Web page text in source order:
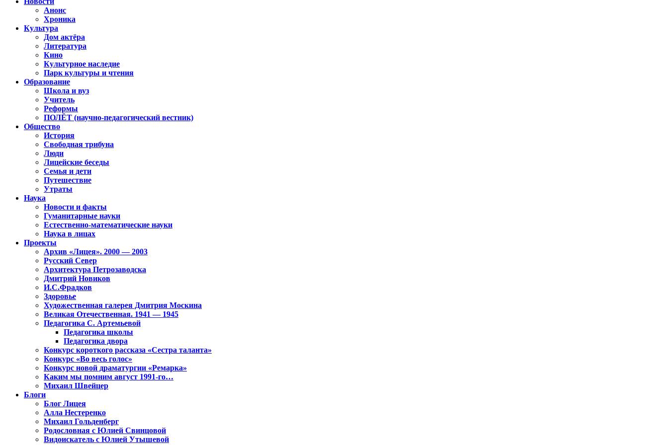
Анонс
Хроника
Культура
Дом актёра
Литература
Кино
Культурное наследие
Парк культуры и чтения
Образование
Школа и вуз
Учитель
Реформы
ПОЛЁТ (научно-педагогический вестник)
Общество
История
Свободная трибуна
Люди
Лицейские беседы
Семья и дети
Путешествие
Утраты
Наука
Новости и факты
Гуманитарные науки
Естественно-математические науки
Наука в лицах
Проекты
Архив «Лицея». 2000 — 2003
Русский Север
Архитектура Петрозаводска
Дмитрий Новиков
И.С.Фрадков
Здоровье
Художественная галерея Дмитрия Москина
Великая Отечественная. 1941 — 1945
Педагогика С. Артемьевой
Педагогика школы
Педагогика двора
Конкурс короткого рассказа «Сестра таланта»
Конкурс «Во весь голос»
Конкурс новой драматургии «Ремарка»
Каким мы помним август 1991-го…
Михаил Швейцер
Блоги
Блог Лицея
Алла Нестеренко
Михаил Гольденберг
Родословная с Юлией Свинцовой
Видоискатель с Юлией Утышевой